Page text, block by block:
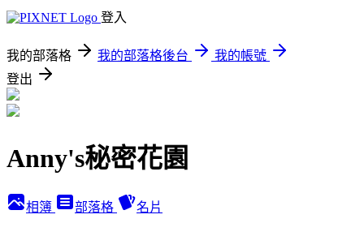
登入
我的部落格 我的部落格後台
我的帳號
登出
Anny's秘密花園
相簿 部落格 名片